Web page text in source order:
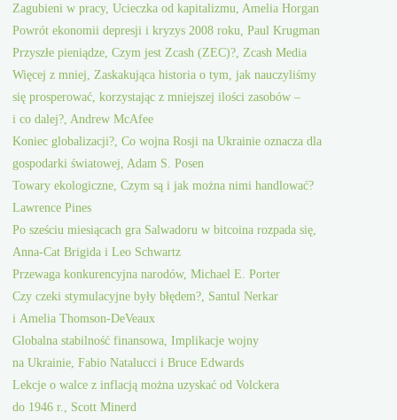
Zagubieni w pracy, Ucieczka od kapitalizmu, Amelia Horgan
Powrót ekonomii depresji i kryzys 2008 roku, Paul Krugman
Przyszłe pieniądze, Czym jest Zcash (ZEC)?, Zcash Media
Więcej z mniej, Zaskakująca historia o tym, jak nauczyliśmy
się prosperować, korzystając z mniejszej ilości zasobów –
i co dalej?, Andrew McAfee
Koniec globalizacji?, Co wojna Rosji na Ukrainie oznacza dla
gospodarki światowej, Adam S. Posen
Towary ekologiczne, Czym są i jak można nimi handlować?
Lawrence Pines
Po sześciu miesiącach gra Salwadoru w bitcoina rozpada się,
Anna-Cat Brigida i Leo Schwartz
Przewaga konkurencyjna narodów, Michael E. Porter
Czy czeki stymulacyjne były błędem?, Santul Nerkar
i Amelia Thomson-DeVeaux
Globalna stabilność finansowa, Implikacje wojny
na Ukrainie, Fabio Natalucci i Bruce Edwards
Lekcje o walce z inflacją można uzyskać od Volckera
do 1946 r., Scott Minerd